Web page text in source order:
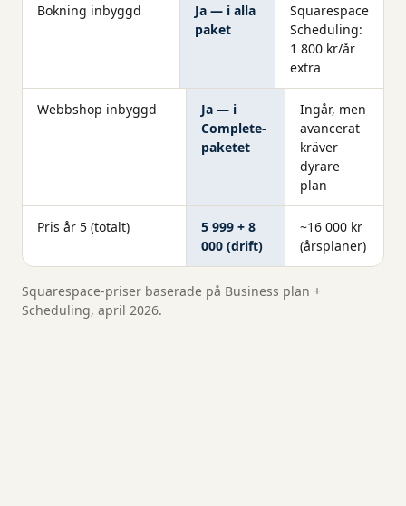
Bokning inbyggd
Ja — i alla
paket
Squarespace
Scheduling:
1 800 kr/år
extra
Webbshop inbyggd
Ja — i
Complete-
paketet
Ingår, men
avancerat
kräver
dyrare
plan
Pris år 5 (totalt)
5 999 + 8
000 (drift)
~16 000 kr
(årsplaner)
Squarespace-priser baserade på Business plan +
Scheduling, april 2026.